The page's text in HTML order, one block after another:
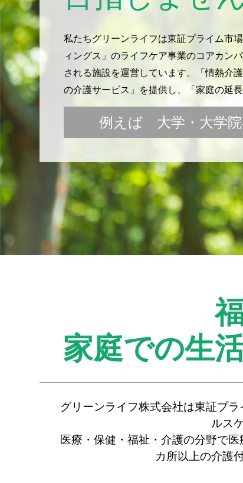
私たちグリーンライフは東証プライム市
ィングス」のライフケア事業のコアカン
される施設を運営しています。「情熱介
の介護サービス」を提供し、「家庭の延長
例えば 大学・大学院
家庭での生
グリーンライフ株式会社は東証プ
ルス
医療・保健・福祉・介護の分野で
カ所以上の介護